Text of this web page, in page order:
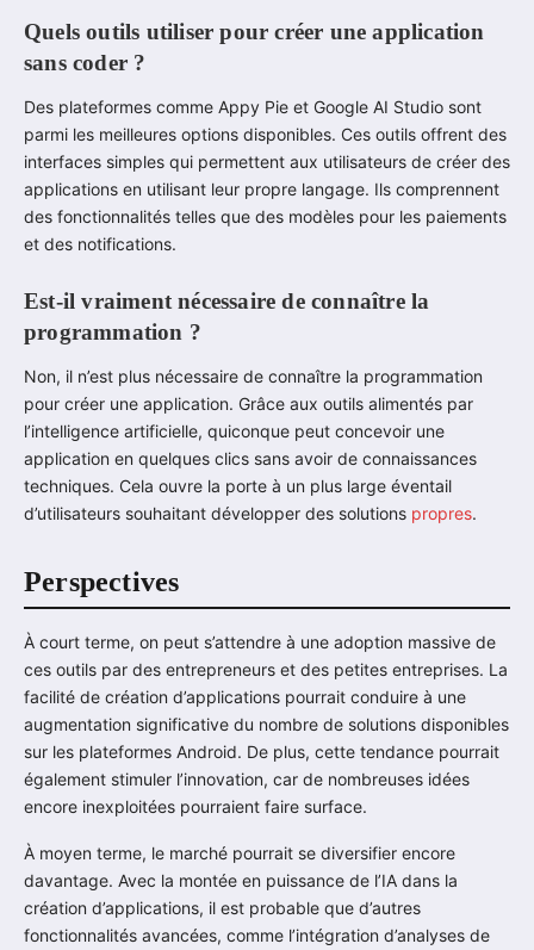
Quels outils utiliser pour créer une application
sans coder ?
Des plateformes comme Appy Pie et Google AI Studio sont
parmi les meilleures options disponibles. Ces outils offrent des
interfaces simples qui permettent aux utilisateurs de créer des
applications en utilisant leur propre langage. Ils comprennent
des fonctionnalités telles que des modèles pour les paiements
et des notifications.
Est-il vraiment nécessaire de connaître la
programmation ?
Non, il n’est plus nécessaire de connaître la programmation
pour créer une application. Grâce aux outils alimentés par
l’intelligence artificielle, quiconque peut concevoir une
application en quelques clics sans avoir de connaissances
techniques. Cela ouvre la porte à un plus large éventail
d’utilisateurs souhaitant développer des solutions propres.
Perspectives
À court terme, on peut s’attendre à une adoption massive de
ces outils par des entrepreneurs et des petites entreprises. La
facilité de création d’applications pourrait conduire à une
augmentation significative du nombre de solutions disponibles
sur les plateformes Android. De plus, cette tendance pourrait
également stimuler l’innovation, car de nombreuses idées
encore inexploitées pourraient faire surface.
À moyen terme, le marché pourrait se diversifier encore
davantage. Avec la montée en puissance de l’IA dans la
création d’applications, il est probable que d’autres
fonctionnalités avancées, comme l’intégration d’analyses de